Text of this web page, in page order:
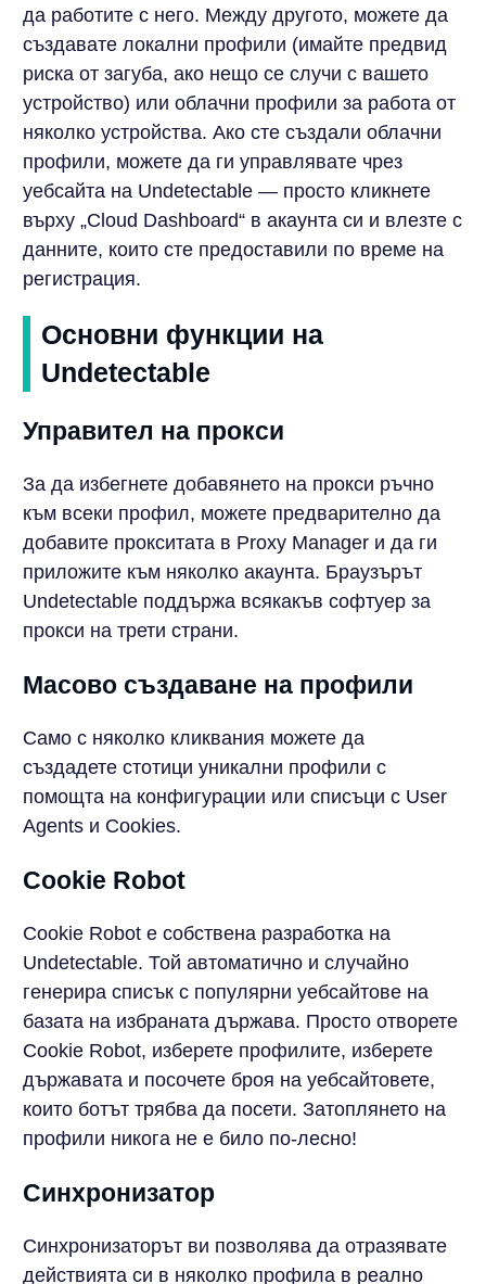
да работите с него. Между другото, можете да
създавате локални профили (имайте предвид
риска от загуба, ако нещо се случи с вашето
устройство) или облачни профили за работа от
няколко устройства. Ако сте създали облачни
профили, можете да ги управлявате чрез
уебсайта на Undetectable — просто кликнете
върху „Cloud Dashboard“ в акаунта си и влезте с
данните, които сте предоставили по време на
регистрация.
Основни функции на
Undetectable
Управител на прокси
За да избегнете добавянето на прокси ръчно
към всеки профил, можете предварително да
добавите прокситата в Proxy Manager и да ги
приложите към няколко акаунта. Браузърът
Undetectable поддържа всякакъв софтуер за
прокси на трети страни.
Масово създаване на профили
Само с няколко кликвания можете да
създадете стотици уникални профили с
помощта на конфигурации или списъци с User
Agents и Cookies.
Cookie Robot
Cookie Robot е собствена разработка на
Undetectable. Той автоматично и случайно
генерира списък с популярни уебсайтове на
базата на избраната държава. Просто отворете
Cookie Robot, изберете профилите, изберете
държавата и посочете броя на уебсайтовете,
които ботът трябва да посети. Затоплянето на
профили никога не е било по-лесно!
Синхронизатор
Синхронизаторът ви позволява да отразявате
действията си в няколко профила в реално